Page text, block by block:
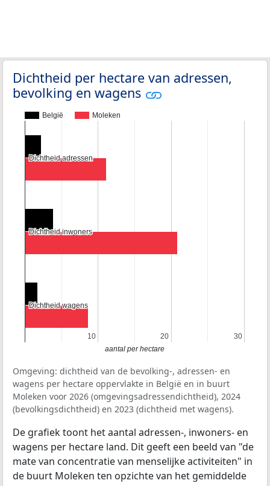
Dichtheid per hectare van adressen,
bevolking en wagens
België Moleken
10
10 20
20 30
30
Dichtheid adressen
Dichtheid adressen
Dichtheid inwoners
Dichtheid inwoners
Dichtheid wagens
Dichtheid wagens
aantal per hectare
Omgeving: dichtheid van de bevolking-, adressen- en
wagens per hectare oppervlakte in België en in buurt
Moleken voor 2026 (omgevingsadressendichtheid), 2024
(bevolkingsdichtheid) en 2023 (dichtheid met wagens).
De grafiek toont het aantal adressen-, inwoners- en
wagens per hectare land. Dit geeft een beeld van "de
mate van concentratie van menselijke activiteiten" in
de buurt Moleken ten opzichte van het gemiddelde